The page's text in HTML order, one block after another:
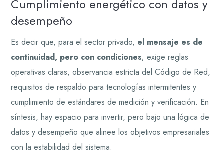
Cumplimiento energético con datos y
desempeño
Es decir que, para el sector privado, el mensaje es de
continuidad, pero con condiciones; exige reglas
operativas claras, observancia estricta del Código de Red,
requisitos de respaldo para tecnologías intermitentes y
cumplimiento de estándares de medición y verificación. En
síntesis, hay espacio para invertir, pero bajo una lógica de
datos y desempeño que alinee los objetivos empresariales
con la estabilidad del sistema.